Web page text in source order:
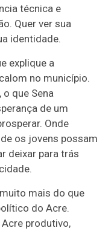
técnica e
Quer ver sua
identidade.
explique a
no município.
que Sena
de um
Onde
os jovens possam
deixar para trás
mais do que
do Acre.
produtivo,